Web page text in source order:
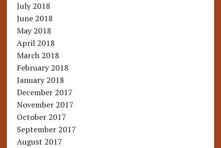
July 2018
June 2018
May 2018
April 2018
March 2018
February 2018
January 2018
December 2017
November 2017
October 2017
September 2017
August 2017